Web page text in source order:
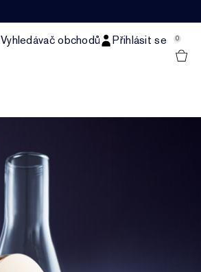
Vyhledávač obchodů Přihlásit se 0